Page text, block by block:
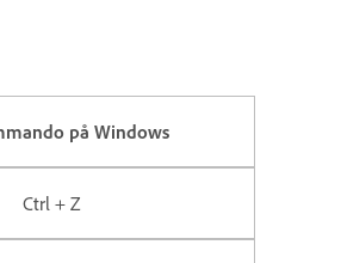
på Windows
Ctrl + Z